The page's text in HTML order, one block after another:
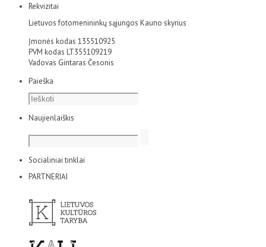
Rekvizitai
Lietuvos fotomenininkų sąjungos Kauno skyrius
Įmonės kodas 135510925
PVM kodas LT355109219
Vadovas Gintaras Česonis
Paieška
Naujienlaiškis
Socialiniai tinklai
PARTNERIAI